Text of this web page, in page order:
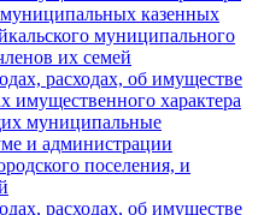
казенных
муниципального
их семей
расходах, об имуществе
имущественного характера
муниципальные
и администрации
поселения, и
расходах, об имуществе